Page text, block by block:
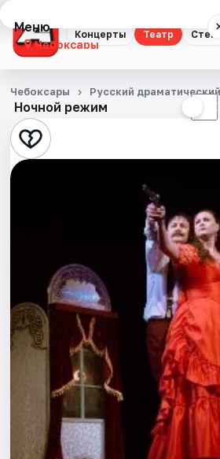
Концерты Театр
Меню
Чебоксары
Концерты
Театр
Стендап
События
Города
Площадки
Артисты
Рейтинги
Ночной режим ☾
Чебоксары Русский